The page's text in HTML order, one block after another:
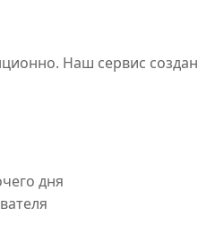
Наш сервис создан
дня